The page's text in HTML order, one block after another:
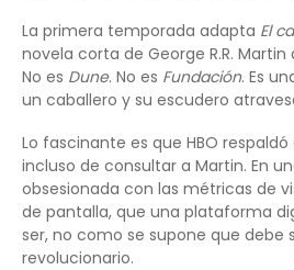
La primera temporada adapta El
novela corta de George R.R.
No es Dune. No es Fundación. Es
un caballero y su escudero
Lo fascinante es que HBO
incluso de consultar a Martin. En
obsesionada con las métricas de
de pantalla, que una plataforma
ser, no como se supone que debe
revolucionario.